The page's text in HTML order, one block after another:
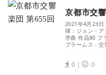
京都市交
2021年4月23
揮：ジョン・
序曲 作品80 ブ
ブラームス：交
0｜ 0